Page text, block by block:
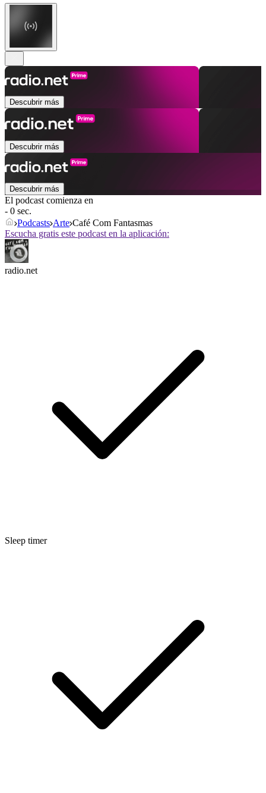
Descubrir más
Descubrir más
Descubrir más
El podcast comienza en
- 0 sec.
Podcasts Arte Café Com Fantasmas
Escucha gratis este podcast en la aplicación:
radio.net
Sleep timer